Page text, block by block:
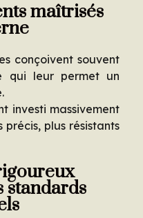
maîtrisés
conçoivent souvent
qui leur permet un
investi massivement
précis, plus résistants
standards